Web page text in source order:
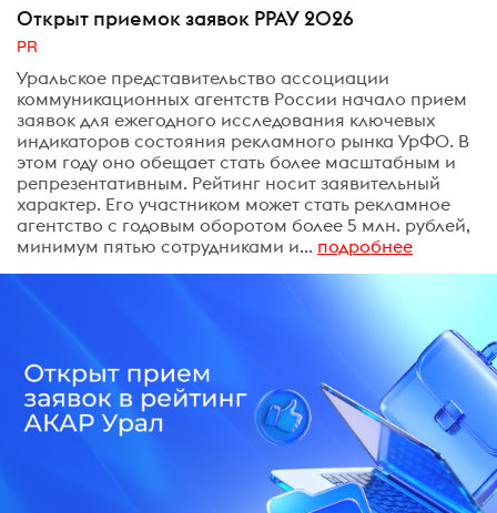
Открыт приемок заявок РРАУ 2026
PR
Уральское представительство ассоциации
коммуникационных агентств России начало прием
заявок для ежегодного исследования ключевых
индикаторов состояния рекламного рынка УрФО. В
этом году оно обещает стать более масштабным и
репрезентативным. Рейтинг носит заявительный
характер. Его участником может стать рекламное
агентство с годовым оборотом более 5 млн. рублей,
минимум пятью сотрудниками и... подробнее